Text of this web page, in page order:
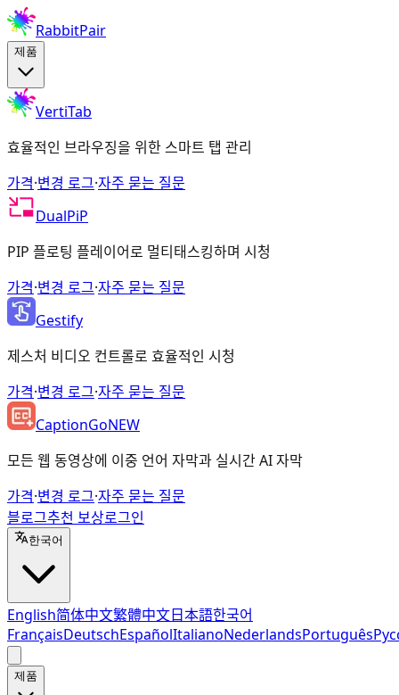
RabbitPair
제품
VertiTab
효율적인 브라우징을 위한 스마트 탭 관리
가격·변경 로그·자주 묻는 질문
DualPiP
PIP 플로팅 플레이어로 멀티태스킹하며 시청
가격·변경 로그·자주 묻는 질문
Gestify
제스처 비디오 컨트롤로 효율적인 시청
가격·변경 로그·자주 묻는 질문
CaptionGoNEW
모든 웹 동영상에 이중 언어 자막과 실시간 AI 자막
가격·변경 로그·자주 묻는 질문
블로그추천 보상로그인
한국어
English简体中文繁體中文日本語한국어
FrançaisDeutschEspañolItalianoNederlandsPortuguês
제품